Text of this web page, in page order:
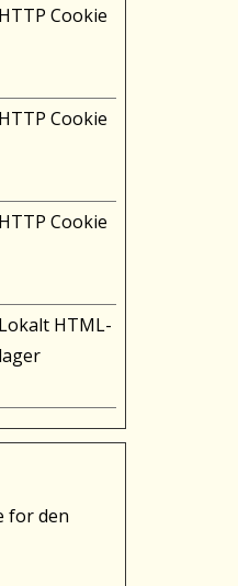
HTTP Cookie
HTTP Cookie
HTTP Cookie
Lokalt HTML-
lager
for den